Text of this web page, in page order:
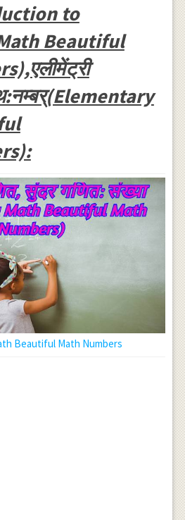
to
Beautiful
Beautiful Math Numbers